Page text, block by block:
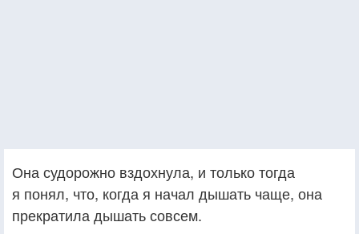
Она судорожно вздохнула, и только тогда
я понял, что, когда я начал дышать чаще, она
прекратила дышать совсем.